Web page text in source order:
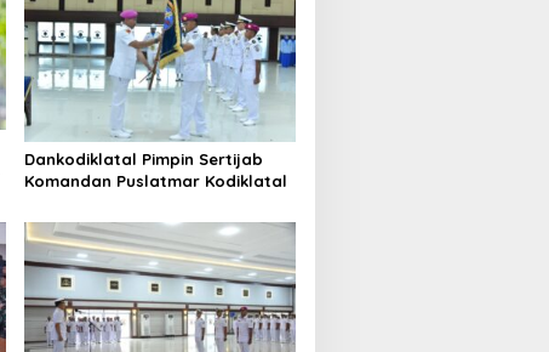
Dankodiklatal Pimpin Sertijab
Komandan Puslatmar Kodiklatal